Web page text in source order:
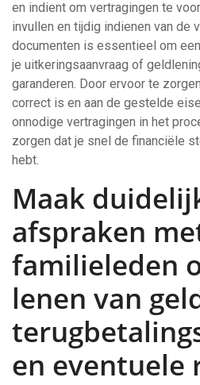
en indient om vertragingen te
invullen en tijdig indienen van de
documenten is essentieel om
je uitkeringsaanvraag of
garanderen. Door ervoor te
correct is en aan de gestelde
onnodige vertragingen in het
zorgen dat je snel de financiële
hebt.
Maak
afspraken
familieleden
lenen van
en eventuele